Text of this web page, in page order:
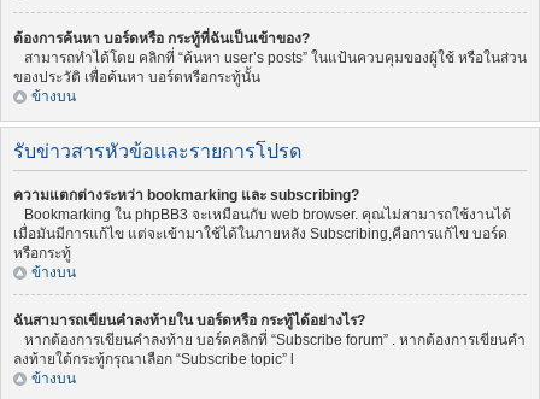
ต้องการค้นหา บอร์ดหรือ กระทู้ที่ฉันเป็นเข้าของ?
สามารถทำได้โดย คลิกที่ “ค้นหา user’s posts” ในแป้นควบคุมของผู้ใช้ หรือในส่วน
ของประวัติ เพื่อค้นหา บอร์ดหรือกระทู้นั้น
ข้างบน
รับข่าวสารหัวข้อและรายการโปรด
ความแตกต่างระหว่า bookmarking และ subscribing?
Bookmarking ใน phpBB3 จะเหมือนกับ web browser. คุณไม่สามารถใช้งานได้
เมื่อมันมีการแก้ไข แต่จะเข้ามาใช้ได้ในภายหลัง Subscribing,คือการแก้ไข บอร์ด
หรือกระทู้
ข้างบน
ฉันสามารถเขียนคำลงท้ายใน บอร์ดหรือ กระทู้ได้อย่างไร?
หากต้องการเขียนคำลงท้าย บอร์ดคลิกที่ “Subscribe forum” . หากต้องการเขียนคำ
ลงท้ายใต้กระทู้กรุณาเลือก “Subscribe topic” l
ข้างบน